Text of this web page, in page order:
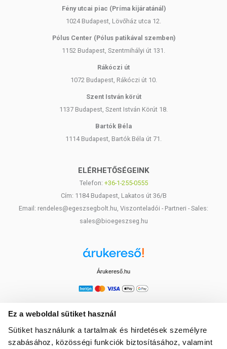
Ez a weboldal sütiket használ
Sütiket használunk a tartalmak és hirdetések személyre
szabásához, közösségi funkciók biztosításához, valamint
Fény utcai piac (Príma kijáratánál)
1024 Budapest, Lövőház utca 12.
Pólus Center (Pólus patikával szemben)
1152 Budapest, Szentmihályi út 131.
Rákóczi út
1072 Budapest, Rákóczi út 10.
Szent István körút
1137 Budapest, Szent István Körút 18.
Bartók Béla
1114 Budapest, Bartók Béla út 71.
ELÉRHETŐSÉGEINK
Telefon: +36-1-255-0555
Cím: 1184 Budapest, Lakatos út 36/B
Email: rendeles@egeszsegbolt.hu, Viszonteladói - Partneri - Sales:
sales@bioegeszseg.hu
Árukereső.hu